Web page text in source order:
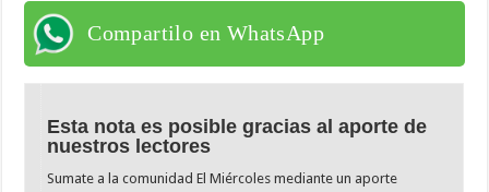
Compartilo en WhatsApp
Esta nota es posible gracias al aporte de
nuestros lectores
Sumate a la comunidad El Miércoles mediante un aporte